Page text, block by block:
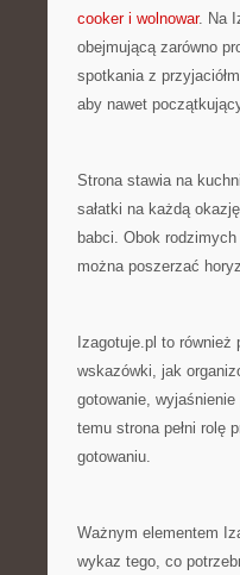
cooker i wolnowar. Na
obejmującą zarówno
spotkania z
aby nawet
Strona stawia na
sałatki na każdą
babci. Obok
można poszerzać
Izagotuje.pl to
wskazówki, jak
gotowanie,
temu strona pełni rolę
gotowaniu.
Ważnym elementem
wykaz tego, co